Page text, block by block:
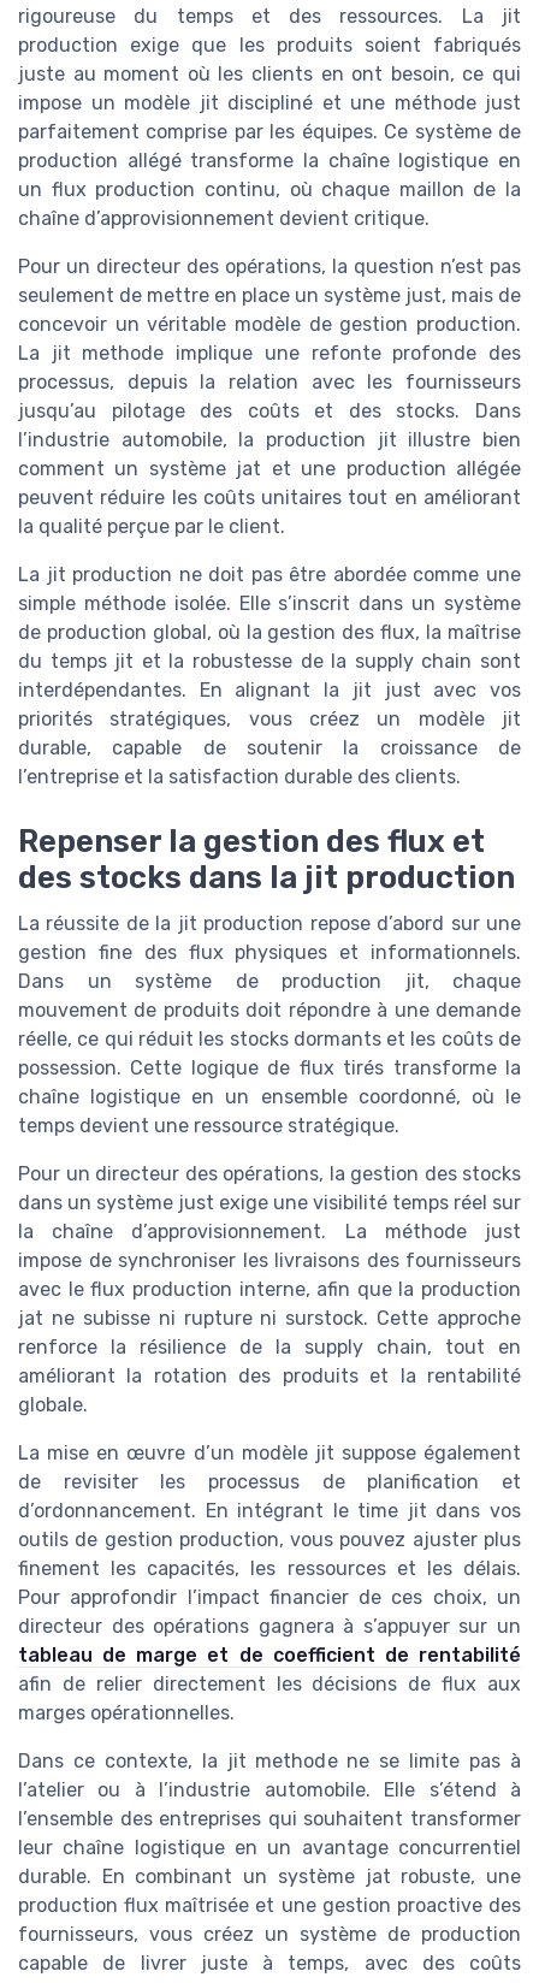
rigoureuse du temps et des ressources. La jit
production exige que les produits soient fabriqués
juste au moment où les clients en ont besoin, ce qui
impose un modèle jit discipliné et une méthode just
parfaitement comprise par les équipes. Ce système de
production allégé transforme la chaîne logistique en
un flux production continu, où chaque maillon de la
chaîne d’approvisionnement devient critique.
Pour un directeur des opérations, la question n’est pas
seulement de mettre en place un système just, mais de
concevoir un véritable modèle de gestion production.
La jit methode implique une refonte profonde des
processus, depuis la relation avec les fournisseurs
jusqu’au pilotage des coûts et des stocks. Dans
l’industrie automobile, la production jit illustre bien
comment un système jat et une production allégée
peuvent réduire les coûts unitaires tout en améliorant
la qualité perçue par le client.
La jit production ne doit pas être abordée comme une
simple méthode isolée. Elle s’inscrit dans un système
de production global, où la gestion des flux, la maîtrise
du temps jit et la robustesse de la supply chain sont
interdépendantes. En alignant la jit just avec vos
priorités stratégiques, vous créez un modèle jit
durable, capable de soutenir la croissance de
l’entreprise et la satisfaction durable des clients.
Repenser la gestion des flux et
des stocks dans la jit production
La réussite de la jit production repose d’abord sur une
gestion fine des flux physiques et informationnels.
Dans un système de production jit, chaque
mouvement de produits doit répondre à une demande
réelle, ce qui réduit les stocks dormants et les coûts de
possession. Cette logique de flux tirés transforme la
chaîne logistique en un ensemble coordonné, où le
temps devient une ressource stratégique.
Pour un directeur des opérations, la gestion des stocks
dans un système just exige une visibilité temps réel sur
la chaîne d’approvisionnement. La méthode just
impose de synchroniser les livraisons des fournisseurs
avec le flux production interne, afin que la production
jat ne subisse ni rupture ni surstock. Cette approche
renforce la résilience de la supply chain, tout en
améliorant la rotation des produits et la rentabilité
globale.
La mise en œuvre d’un modèle jit suppose également
de revisiter les processus de planification et
d’ordonnancement. En intégrant le time jit dans vos
outils de gestion production, vous pouvez ajuster plus
finement les capacités, les ressources et les délais.
Pour approfondir l’impact financier de ces choix, un
directeur des opérations gagnera à s’appuyer sur un
tableau de marge et de coefficient de rentabilité
afin de relier directement les décisions de flux aux
marges opérationnelles.
Dans ce contexte, la jit methode ne se limite pas à
l’atelier ou à l’industrie automobile. Elle s’étend à
l’ensemble des entreprises qui souhaitent transformer
leur chaîne logistique en un avantage concurrentiel
durable. En combinant un système jat robuste, une
production flux maîtrisée et une gestion proactive des
fournisseurs, vous créez un système de production
capable de livrer juste à temps, avec des coûts